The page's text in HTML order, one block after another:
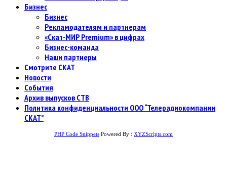
Бизнес
Бизнес
Рекламодателям и партнерам
«Скат-МИР Premium» в цифрах
Бизнес-команда
Наши партнеры
Смотрите СКАТ
Новости
События
Архив выпусков СТВ
Политика конфиденциальности ООО “Телерадиокомпании
СКАТ”
PHP Code Snippets Powered By : XYZScripts.com